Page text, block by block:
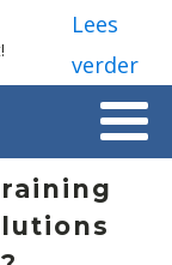
Lees
verder